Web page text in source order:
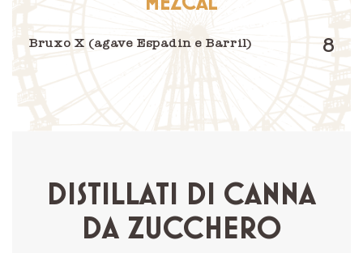
Bruxo X (agave Espadin e Barril) 8
DISTILLATI DI CANNA
DA ZUCCHERO